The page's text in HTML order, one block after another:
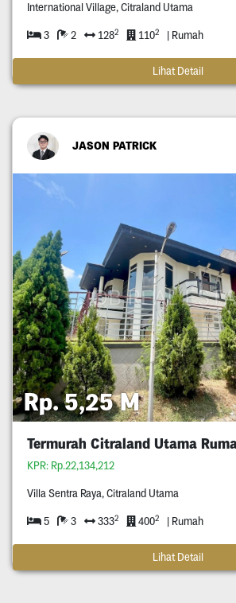
International Village, Citraland Utama
3 2 1282 1102 | Rumah
Lihat Detail
JASON PATRICK
Rp. 5,25 M
KPR: Rp.22,134,212
Villa Sentra Raya, Citraland Utama
5 3 3332 4002 | Rumah
Lihat Detail